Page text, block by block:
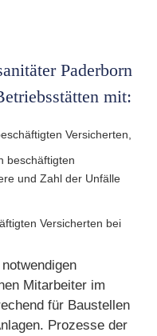
Paderborn
mit:
Versicherten,
beschäftigten
und Zahl der Unfälle
Versicherten bei
Mitarbeiter im
für Baustellen
Prozesse der